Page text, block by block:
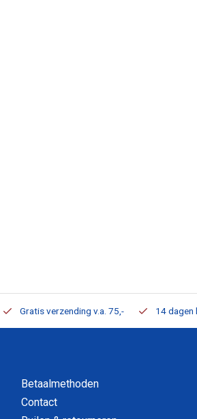
Gratis verzending v.a. 75,- 14 dagen
Betaalmethoden
Contact